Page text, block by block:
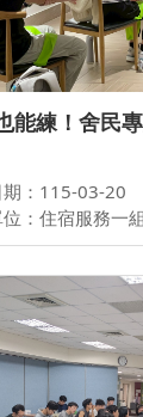
能練！舍民
期：115-03-20
：住宿服務一組